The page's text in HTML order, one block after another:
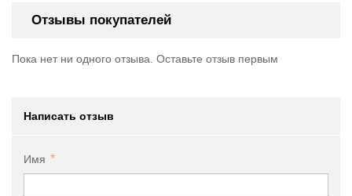
Отзывы покупателей
Пока нет ни одного отзыва. Оставьте отзыв первым
Написать отзыв
Имя